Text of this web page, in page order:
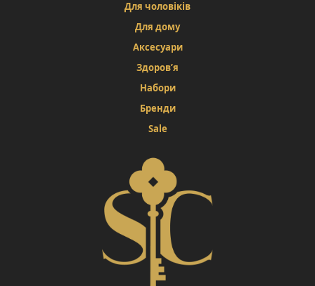
Для чоловіків
Для дому
Аксесуари
Здоров’я
Набори
Бренди
Sale